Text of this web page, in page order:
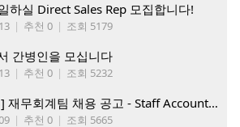
하실 Direct Sales Rep 모집합니다!
| 추천 0 | 조회 5179
간병인을 모십니다
| 추천 0 | 조회 5232
[서북미 H마트 본부] 재무회계팀 채용 공고 - Staff Accountant
| 추천 0 | 조회 5665